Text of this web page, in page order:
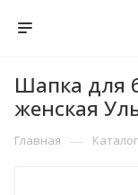
Шапка для
женская
Главная — Каталог